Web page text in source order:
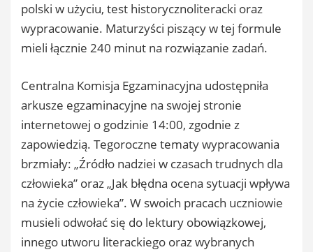
polski w użyciu, test historycznoliteracki oraz
wypracowanie. Maturzyści piszący w tej formule
mieli łącznie 240 minut na rozwiązanie zadań.
Centralna Komisja Egzaminacyjna udostępniła
arkusze egzaminacyjne na swojej stronie
internetowej o godzinie 14:00, zgodnie z
zapowiedzią. Tegoroczne tematy wypracowania
brzmiały: „Źródło nadziei w czasach trudnych dla
człowieka” oraz „Jak błędna ocena sytuacji wpływa
na życie człowieka”. W swoich pracach uczniowie
musieli odwołać się do lektury obowiązkowej,
innego utworu literackiego oraz wybranych